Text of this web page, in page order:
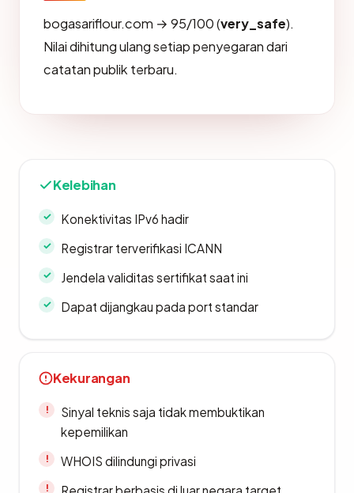
bogasariflour.com → 95/100 (very_safe).
Nilai dihitung ulang setiap penyegaran dari
catatan publik terbaru.
Kelebihan
Konektivitas IPv6 hadir
Registrar terverifikasi ICANN
Jendela validitas sertifikat saat ini
Dapat dijangkau pada port standar
Kekurangan
Sinyal teknis saja tidak membuktikan
kepemilikan
WHOIS dilindungi privasi